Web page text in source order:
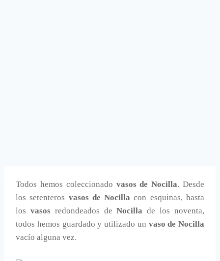
Todos hemos coleccionado vasos de Nocilla. Desde
los setenteros vasos de Nocilla con esquinas, hasta
los vasosredondeados deNocilla de los noventa,
todos hemos guardado y utilizado un vaso de Nocilla
vacío alguna vez.